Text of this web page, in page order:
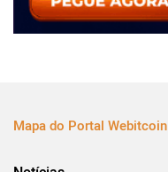
Mapa do Portal Webitcoin